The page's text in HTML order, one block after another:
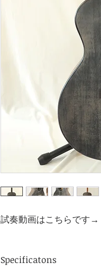
試奏動画はこちらです→
Specificatons